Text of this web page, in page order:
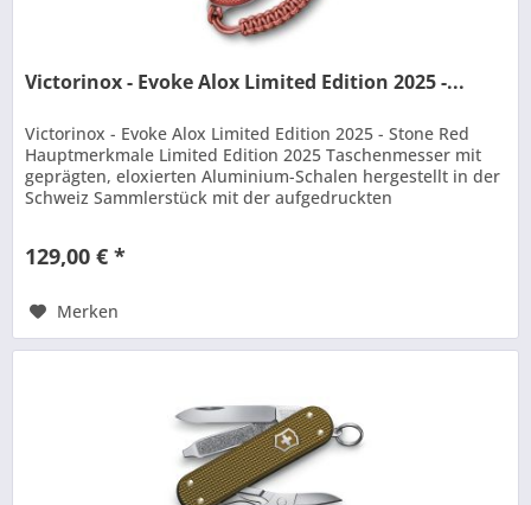
Victorinox - Evoke Alox Limited Edition 2025 -...
Victorinox - Evoke Alox Limited Edition 2025 - Stone Red
Hauptmerkmale Limited Edition 2025 Taschenmesser mit
geprägten, eloxierten Aluminium-Schalen hergestellt in der
Schweiz Sammlerstück mit der aufgedruckten
129,00 € *
Merken